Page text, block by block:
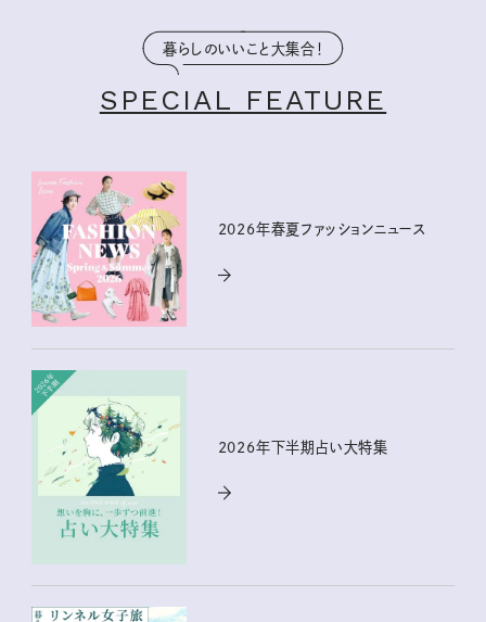
暮らしのいいこと大集合！
SPECIAL FEATURE
2026年春夏ファッションニュース
2026年下半期占い大特集